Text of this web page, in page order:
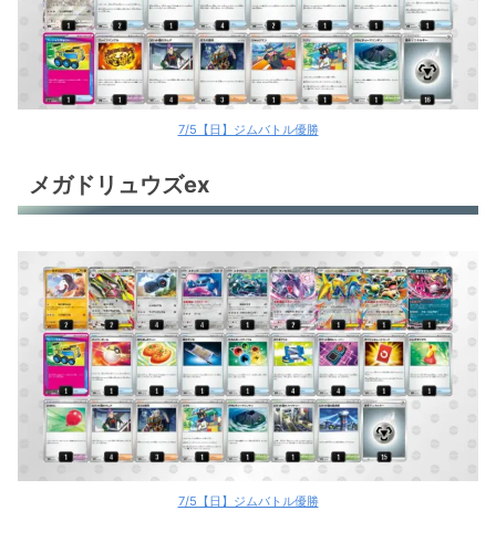
7/5【日】ジムバトル優勝
メガドリュウズex
7/5【日】ジムバトル優勝